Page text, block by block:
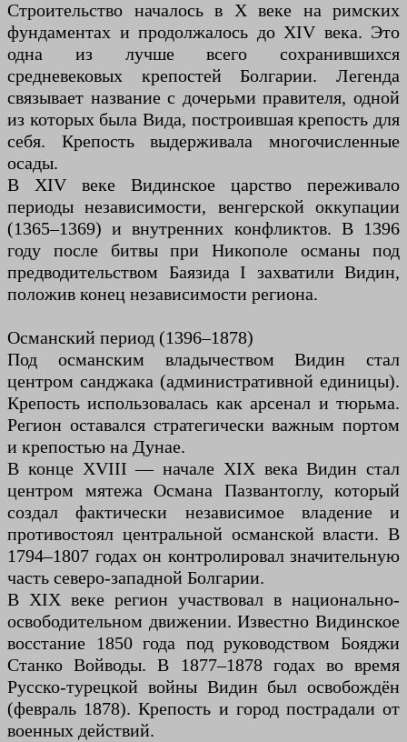
Строительство началось в X веке на римских
фундаментах и продолжалось до XIV века. Это
одна из лучше всего сохранившихся
средневековых крепостей Болгарии. Легенда
связывает название с дочерьми правителя, одной
из которых была Вида, построившая крепость для
себя. Крепость выдерживала многочисленные
осады.
В XIV веке Видинское царство переживало
периоды независимости, венгерской оккупации
(1365–1369) и внутренних конфликтов. В 1396
году после битвы при Никополе османы под
предводительством Баязида I захватили Видин,
положив конец независимости региона.
Османский период (1396–1878)
Под османским владычеством Видин стал
центром санджака (административной единицы).
Крепость использовалась как арсенал и тюрьма.
Регион оставался стратегически важным портом
и крепостью на Дунае.
В конце XVIII — начале XIX века Видин стал
центром мятежа Османа Пазвантоглу, который
создал фактически независимое владение и
противостоял центральной османской власти. В
1794–1807 годах он контролировал значительную
часть северо-западной Болгарии.
В XIX веке регион участвовал в национально-
освободительном движении. Известно Видинское
восстание 1850 года под руководством Бояджи
Станко Войводы. В 1877–1878 годах во время
Русско-турецкой войны Видин был освобождён
(февраль 1878). Крепость и город пострадали от
военных действий.